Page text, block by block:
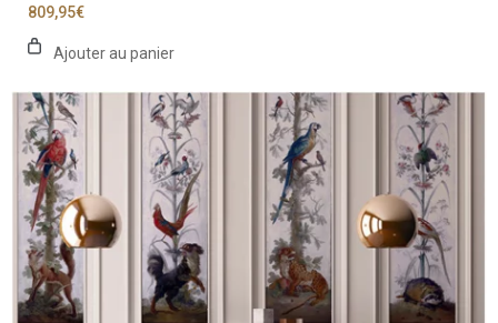
809,95€
Ajouter au panier
Ce
produit
plusieurs
variations.
Les
options
peuvent
être
choisies
sur